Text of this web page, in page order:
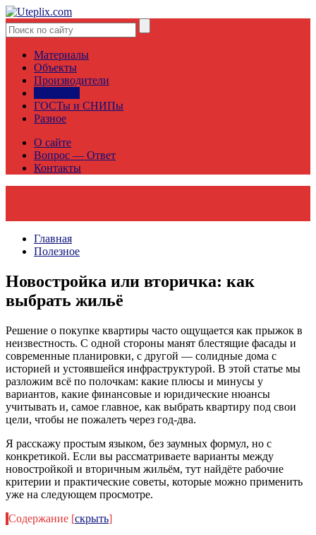
Материалы
Объекты
Производители
ГОСТы и СНИПы
Разное
О сайте
Вопрос — Ответ
Контакты
Главная
Полезное
Новостройка или вторичка: как
выбрать жильё
Решение о покупке квартиры часто ощущается как прыжок в
неизвестность. С одной стороны манят блестящие фасады и
современные планировки, с другой — солидные дома с
историей и устоявшейся инфраструктурой. В этой статье мы
разложим всё по полочкам: какие плюсы и минусы у
вариантов, какие финансовые и юридические нюансы
учитывать и, самое главное, как выбрать квартиру под свои
цели, чтобы не пожалеть через год-два.
Я расскажу простым языком, без заумных формул, но с
конкретикой. Если вы рассматриваете варианты между
новостройкой и вторичным жильём, тут найдёте рабочие
критерии и практические советы, которые можно применить
уже на следующем просмотре.
Содержание [скрыть]